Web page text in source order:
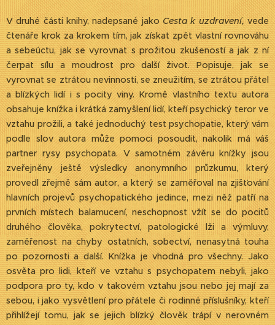
V druhé části knihy, nadepsané jako Cesta k uzdravení, vede
čtenáře krok za krokem tím, jak získat zpět vlastní rovnováhu
a sebeúctu, jak se vyrovnat s prožitou zkušeností a jak z ní
čerpat sílu a moudrost pro další život. Popisuje, jak se
vyrovnat se ztrátou nevinnosti, se zneužitím, se ztrátou přátel
a blízkých lidí i s pocity viny. Kromě vlastního textu autora
obsahuje knížka i krátká zamyšlení lidí, kteří psychický teror ve
vztahu prožili, a také jednoduchý test psychopatie, který vám
podle slov autora může pomoci posoudit, nakolik má váš
partner rysy psychopata. V samotném závěru knížky jsou
zveřejněny ještě výsledky anonymního průzkumu, který
provedl zřejmě sám autor, a který se zaměřoval na zjišťování
hlavních projevů psychopatického jedince, mezi něž patří na
prvních místech balamucení, neschopnost vžít se do pocitů
druhého člověka, pokrytectví, patologické lži a výmluvy,
zaměřenost na chyby ostatních, sobectví, nenasytná touha
po pozornosti a další. Knížka je vhodná pro všechny. Jako
osvěta pro lidi, kteří ve vztahu s psychopatem nebyli, jako
podpora pro ty, kdo v takovém vztahu jsou nebo jej mají za
sebou, i jako vysvětlení pro přátele či rodinné příslušníky, kteří
přihlížejí tomu, jak se jejich blízký člověk trápí v nerovném